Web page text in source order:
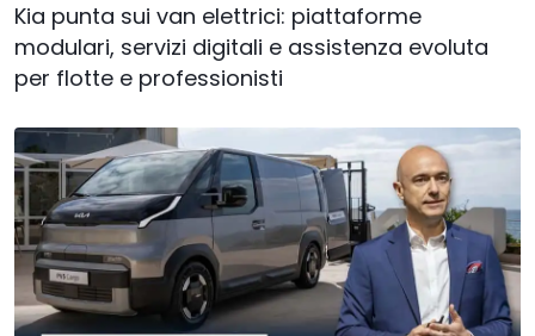
Kia punta sui van elettrici: piattaforme
modulari, servizi digitali e assistenza evoluta
per flotte e professionisti